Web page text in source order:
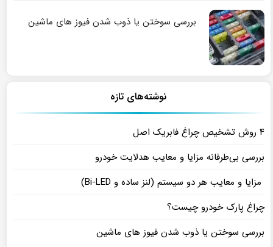
بررسی سوختن یا ذوب شدن فیوز های ماشین
نوشته‌های تازه
۴ روش تشخیص چراغ فابریک اصل
بررسی بی‌طرفانه مزایا و معایب هدلایت خودرو
مزایا و معایب هر دو سیستم (لنز ساده و Bi-LED)
چراغ پارک خودرو چیست؟
بررسی سوختن یا ذوب شدن فیوز های ماشین